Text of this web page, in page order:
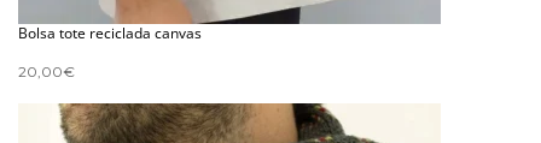
Bolsa tote reciclada canvas
20,00€